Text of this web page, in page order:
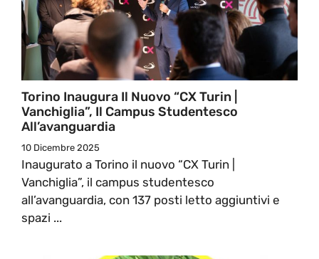
Torino Inaugura Il Nuovo “CX Turin |
Vanchiglia”, Il Campus Studentesco
All’avanguardia
10 Dicembre 2025
Inaugurato a Torino il nuovo “CX Turin |
Vanchiglia”, il campus studentesco
all’avanguardia, con 137 posti letto aggiuntivi e
spazi ...